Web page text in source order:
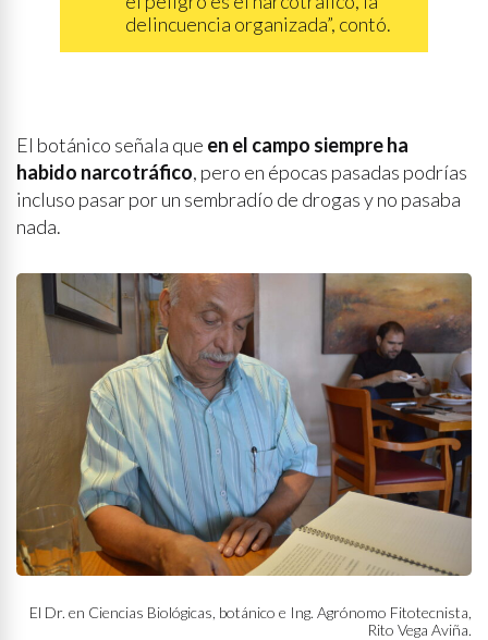
delincuencia organizada”, contó.
El botánico señala que en el campo siempre ha
habido narcotráfico, pero en épocas pasadas podrías
incluso pasar por un sembradío de drogas y no pasaba
nada.
El Dr. en Ciencias Biológicas, botánico e Ing. Agrónomo Fitotecnista,
Rito Vega Aviña.